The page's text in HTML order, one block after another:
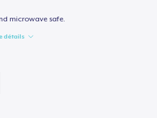
microwave safe.
détails